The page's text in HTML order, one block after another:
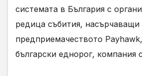
системата в България с
редица събития,
предприемачеството
български еднорог, компания